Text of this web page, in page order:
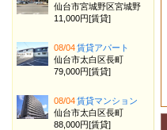
仙台市宮城野区宮城野
11,000円[賃貸]
08/04賃貸アパート
仙台市太白区長町
79,000円[賃貸]
08/04賃貸マンション
仙台市太白区長町
88,000円[賃貸]